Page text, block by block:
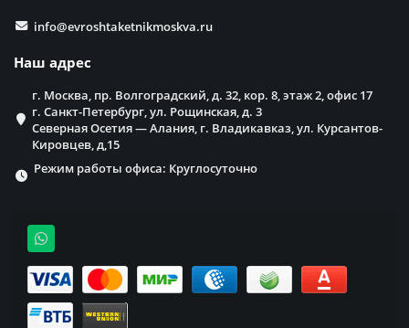
info@evroshtaketnikmoskva.ru
Наш адрес
г. Москва, пр. Волгоградский, д. 32, кор. 8, этаж 2, офис 17
г. Санкт-Петербург, ул. Рощинская, д. 3
Северная Осетия — Алания, г. Владикавказ, ул. Курсантов-
Кировцев, д,15
Режим работы офиса: Круглосуточно